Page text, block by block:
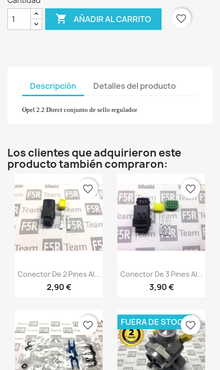
 AÑADIR AL CARRITO favorite_border
Descripción Detalles del producto
Opel 2.2 Direct conjunto de sello regulador
Los clientes que adquirieron este
producto también compraron:
Vista rápida
Conector De 2 Pines Al...
2,90 €
favorite_border
Vista rápida
Conector De 3 Pines Al...
3,90 €
favorite_border
favorite_border FUERA DE STOCKfavorite_border
Crear lista de deseos ×
Nombre de la lista de deseos
Cancelar Crear lista de deseos